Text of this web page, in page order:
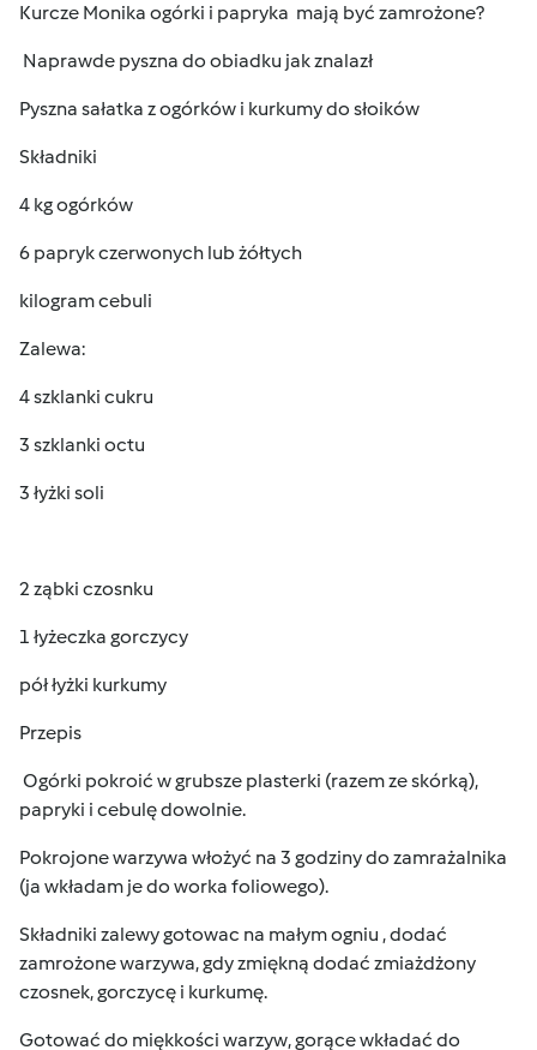
Kurcze Monika ogórki i papryka mają być zamrożone?
Naprawde pyszna do obiadku jak znalazł
Pyszna sałatka z ogórków i kurkumy do słoików
Składniki
4 kg ogórków
6 papryk czerwonych lub żółtych
kilogram cebuli
Zalewa:
4 szklanki cukru
3 szklanki octu
3 łyżki soli
2 ząbki czosnku
1 łyżeczka gorczycy
pół łyżki kurkumy
Przepis
Ogórki pokroić w grubsze plasterki (razem ze skórką),
papryki i cebulę dowolnie.
Pokrojone warzywa włożyć na 3 godziny do zamrażalnika
(ja wkładam je do worka foliowego).
Składniki zalewy gotowac na małym ogniu , dodać
zamrożone warzywa, gdy zmiękną dodać zmiażdżony
czosnek, gorczycę i kurkumę.
Gotować do miękkości warzyw, gorące wkładać do